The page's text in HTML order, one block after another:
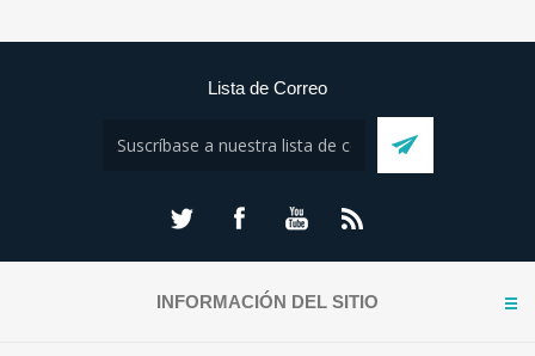
Lista de Correo
INFORMACIÓN DEL SITIO